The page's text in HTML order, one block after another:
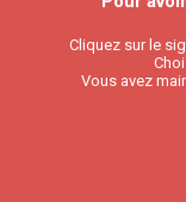
Cliquez sur le
Vous avez